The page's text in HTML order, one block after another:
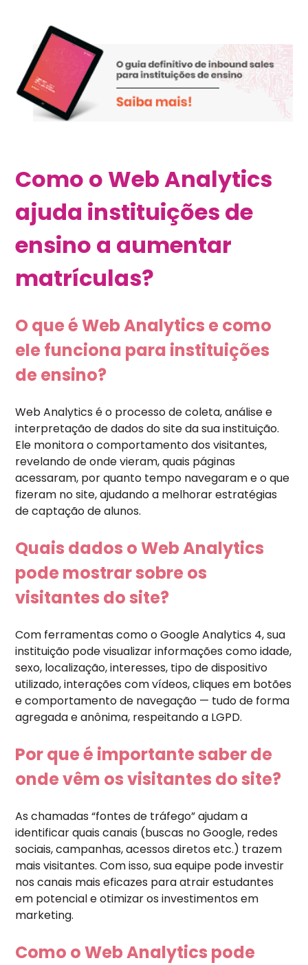
Como o Web Analytics
ajuda instituições de
ensino a aumentar
matrículas?
O que é Web Analytics e como
ele funciona para instituições
de ensino?
Web Analytics é o processo de coleta, análise e
interpretação de dados do site da sua instituição.
Ele monitora o comportamento dos visitantes,
revelando de onde vieram, quais páginas
acessaram, por quanto tempo navegaram e o que
fizeram no site, ajudando a melhorar estratégias
de captação de alunos.
Quais dados o Web Analytics
pode mostrar sobre os
visitantes do site?
Com ferramentas como o Google Analytics 4, sua
instituição pode visualizar informações como idade,
sexo, localização, interesses, tipo de dispositivo
utilizado, interações com vídeos, cliques em botões
e comportamento de navegação — tudo de forma
agregada e anônima, respeitando a LGPD.
Por que é importante saber de
onde vêm os visitantes do site?
As chamadas “fontes de tráfego” ajudam a
identificar quais canais (buscas no Google, redes
sociais, campanhas, acessos diretos etc.) trazem
mais visitantes. Com isso, sua equipe pode investir
nos canais mais eficazes para atrair estudantes
em potencial e otimizar os investimentos em
marketing.
Como o Web Analytics pode